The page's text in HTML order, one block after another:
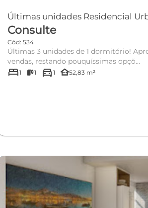
Últimas unidades Residencial
Consulte
Cód: 534
Últimas 3 unidades de 1 dormitório! Aproveite agora, empreendimento sucesso de
vendas, restando pouquíssimas opçõ...
bed1 1 directions_car 1 other_houses52,83 m²